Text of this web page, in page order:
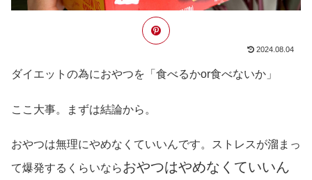
2024.08.04
ダイエットの為におやつを「食べるかor食べないか」
ここ大事。まずは結論から。
おやつは無理にやめなくていいんです。ストレスが溜まっ
て爆発するくらいなら おやつはやめなくていいん